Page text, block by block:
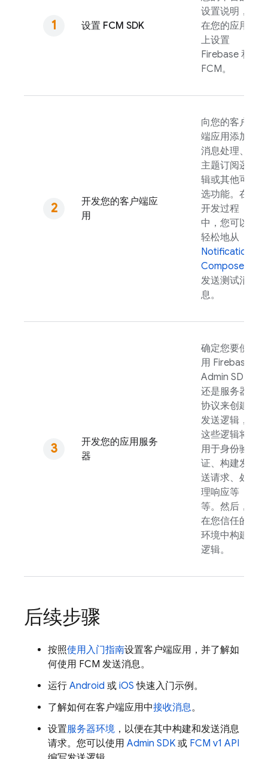
设置 FCM SDK
设置说明，
在您的应用
上设置
Firebase 和
FCM。
开发您的客户端应
用
向您的客户
端应用添加
消息处理、
主题订阅逻
辑或其他可
选功能。在
开发过程
中，您可以
轻松地从
Notifications
Composer
发送测试消
息。
开发您的应用服务
器
确定您要使
用 Firebase
Admin SDK
还是服务器
协议来创建
发送逻辑，
这些逻辑将
用于身份验
证、构建发
送请求、处
理响应等
等。然后，
在您信任的
环境中构建
逻辑。
后续步骤
按照使用入门指南设置客户端应用，并了解如
何使用 FCM 发送消息。
运行 Android 或 iOS 快速入门示例。
了解如何在客户端应用中接收消息。
设置服务器环境 ，以便在其中构建和发送消息
请求。您可以使用 Admin SDK 或 FCM v1 API